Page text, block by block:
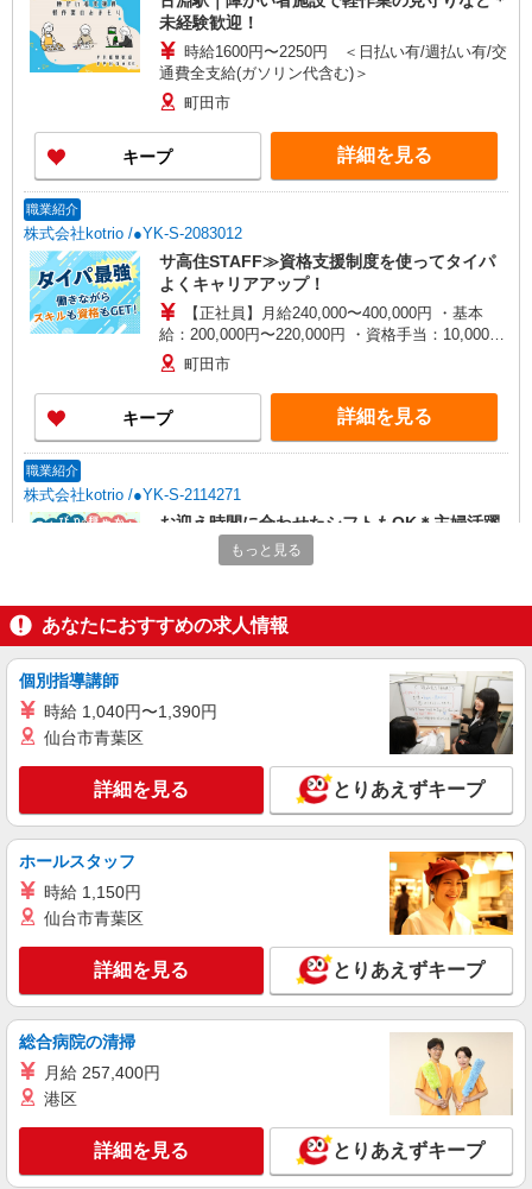
未経験歓迎！
時給1600円〜2250円 ＜日払い有/週払い有/交
通費全支給(ガソリン代含む)＞
町田市
キープ 詳細を見る
職業紹介
株式会社kotrio /●YK-S-2083012
サ高住STAFF≫資格支援制度を使ってタイパ
よくキャリアアップ！
【正社員】月給240,000〜400,000円 ・基本
給：200,000円〜220,000円 ・資格手当：10,000〜
30,000円 ・役職手当：10,000〜70,000円 ・処遇改
善手当：20,000〜60,000円（勤続年数、保有資格
により変動） ・固定残業手当：20,000円（10時
間） ※固定残業時間を超過する場合には超過勤務
手当として別途支給 ・夜勤手当：10,000円/1回
歓迎 ・認知症介護基礎研修 ・初任者研修 ・実務
者研修 ・介護福祉士 など
町田市
キープ 詳細を見る
職業紹介
株式会社kotrio /●YK-S-2114271
お迎え時間に合わせたシフトもOK＊主婦活躍
中◎サ高住STAFF
町田市能ヶ谷/最寄駅：鶴川
詳細を見る
職業紹介
<町田>高月給&シフト柔軟でいいとこ取り♪サ
【正社員】月給240,000〜400,000円 ・基本
給：200,000円〜220,000円 ・資格手当：10,000〜
30,000円 ・役職手当：10,000〜70,000円 ・処遇改
善手当：20,000〜60,000円（勤続年数、保有資格
により変動） ・固定残業手当：20,000円（10時
間） ※固定残業時間を超過する場合には超過勤務
手当として別途支給 ・夜勤手当：10,000円/1回
（上記給与とは別に支給） 下記資格をお持ちの方
歓迎 ・認知症介護基礎研修 ・初任者研修 ・実務
詳細を見る
派遣社員
株式会社kotrio /●YK-H-2100077
古淵駅★チームで動くお仕事◎研修充実の障が
いデイ♪
時給1600円〜2250円 ＜日払い有/週払い有/交
町田市
もっと見る
あなたにおすすめの求人情報
個別指導講師
時給 1,040円〜1,390円
仙台市青葉区
詳細を見る とりあえずキープ
ホールスタッフ
時給 1,150円
仙台市青葉区
詳細を見る とりあえずキープ
総合病院の清掃
月給 257,400円
港区
詳細を見る とりあえずキープ